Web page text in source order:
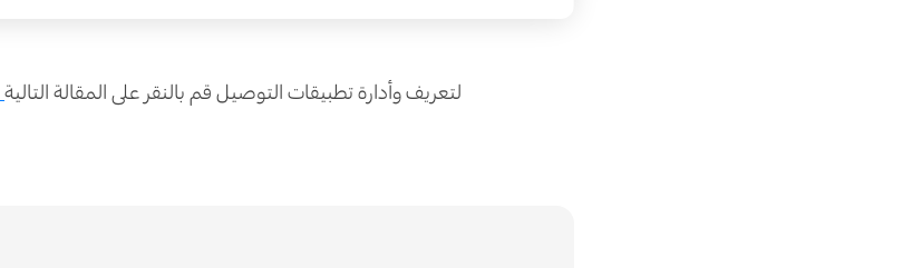
لتعريف وأدارة تطبيقات التوصيل قم بالنقر على المقالة التالية